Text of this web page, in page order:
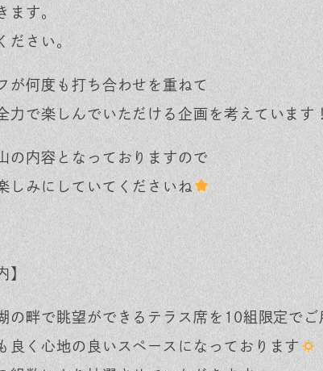
ます。
ださい。
が何度も打ち合わせを重ねて
力で楽しんでいただける企画を考えています
の内容となっておりますので
しみにしていてくださいね
】
の畔で眺望ができるテラス席を10組限定でご
良く心地の良いスペースになっております